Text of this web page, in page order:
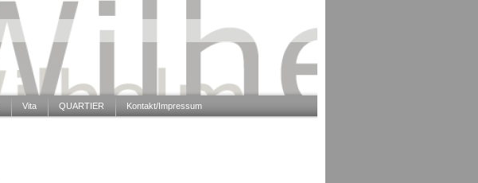
Vita QUARTIER Kontakt/Impressum